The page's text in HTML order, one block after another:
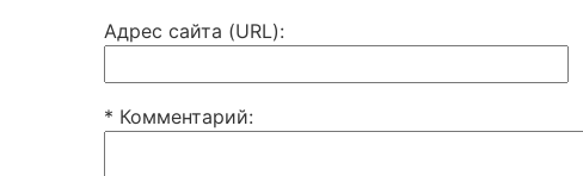
Адрес сайта (URL):
* Комментарий: